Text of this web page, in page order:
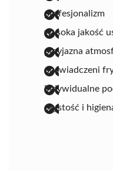
profesjonalizm
wysoka jakość
przyjazna
doświadczeni
indywidualne
czystość i